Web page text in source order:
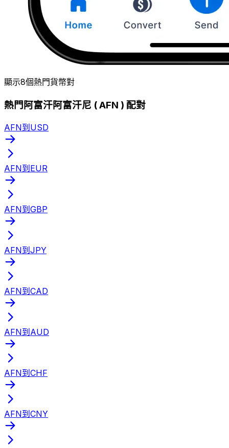
顯示8個熱門貨幣對
熱門阿富汗阿富汗尼 ( AFN ) 配對
AFN到USD
AFN到EUR
AFN到GBP
AFN到JPY
AFN到CAD
AFN到AUD
AFN到CHF
AFN到CNY